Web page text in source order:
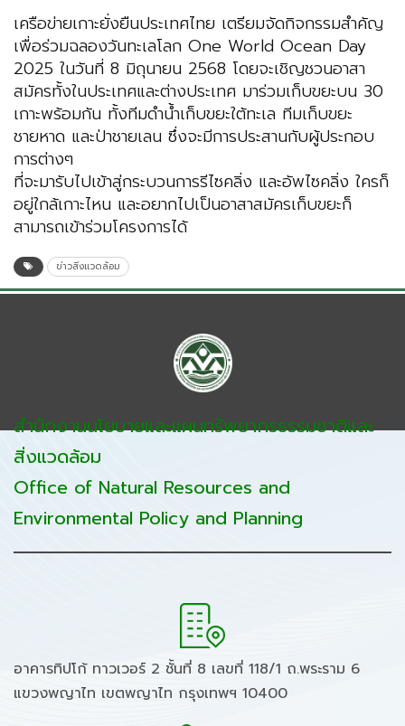
เครือข่ายเกาะยั่งยืนประเทศไทย เตรียมจัดกิจกรรมสำคัญ
เพื่อร่วมฉลองวันทะเลโลก One World Ocean Day
2025 ในวันที่ 8 มิถุนายน 2568 โดยจะเชิญชวนอาสา
สมัครทั้งในประเทศและต่างประเทศ มาร่วมเก็บขยะบน 30
เกาะพร้อมกัน ทั้งทีมดำน้ำเก็บขยะใต้ทะเล ทีมเก็บขยะ
ชายหาด และป่าชายเลน ซึ่งจะมีการประสานกับผู้ประกอบ
การต่างๆ
ที่จะมารับไปเข้าสู่กระบวนการรีไซคลิ่ง และอัพไซคลิ่ง ใครก็
อยู่ใกล้เกาะไหน และอยากไปเป็นอาสาสมัครเก็บขยะก็
สามารถเข้าร่วมโครงการได้
ข่าวสิ่งแวดล้อม
สำนักงานนโยบายและแผนทรัพยากรธรรมชาติและ
สิ่งแวดล้อม
Office of Natural Resources and
Environmental Policy and Planning
อาคารทิปโก้ ทาวเวอร์ 2 ชั้นที่ 8 เลขที่ 118/1 ถ.พระราม 6
แขวงพญาไท เขตพญาไท กรุงเทพฯ 10400